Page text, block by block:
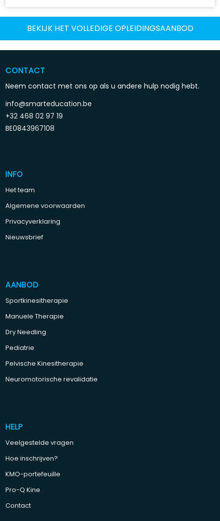
BEKIJK HET VOLLEDIGE OPLEIDINGSAANBOD
CONTACT
Neem contact met ons op als u andere hulp nodig hebt.
info@smarteducation.be
+32 468 02 97 19
BE0843967108
INFO
Het team
Algemene voorwaarden
Privacyverklaring
Nieuwsbrief
AANBOD
Sportkinesitherapie
Manuele Therapie
Dry Needling
Pediatrie
Pelvische Kinesitherapie
Neuromotorische revalidatie
HELP
Veelgestelde vragen
Hoe inschrijven?
KMO-portefeuille
Pro-Q Kine
Contact